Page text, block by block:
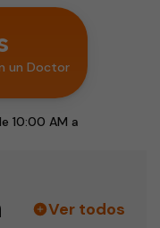
un Doctor
10:00 AM a
Ver todos